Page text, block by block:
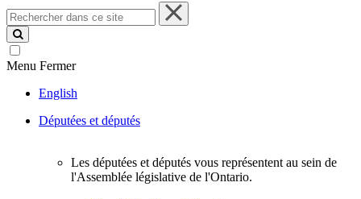
Rechercher
dans
ce
site
Menu Fermer
English
Députées et députés
Les députées et députés vous représentent au sein de
l'Assemblée législative de l'Ontario.